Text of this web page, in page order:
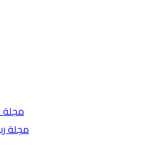
مجلة
مجلة